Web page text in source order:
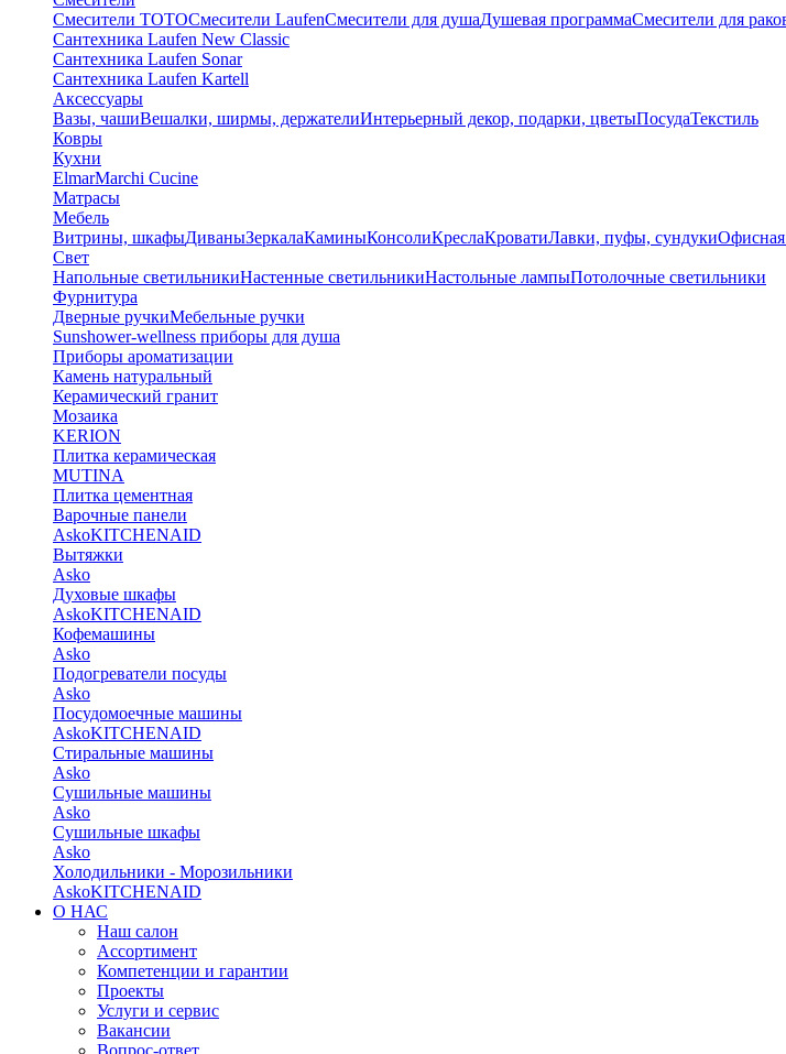
Смесители TOTOСмесители LaufenСмесители для душаДушевая программаСмесители для
Сантехника Laufen New Classic
Сантехника Laufen Sonar
Сантехника Laufen Kartell
Аксессуары
Вазы, чашиВешалки, ширмы, держателиИнтерьерный декор, подарки, цветыПосудаТекстиль
Ковры
Кухни
ElmarMarchi Cucine
Матрасы
Мебель
Витрины, шкафыДиваныЗеркалаКаминыКонсолиКреслаКроватиЛавки, пуфы, сундукиОфисная
Свет
Напольные светильникиНастенные светильникиНастольные лампыПотолочные светильники
Фурнитура
Дверные ручкиМебельные ручки
Sunshower-wellness приборы для душа
Приборы ароматизации
Камень натуральный
Керамический гранит
Мозаика
KERION
Плитка керамическая
MUTINA
Плитка цементная
Варочные панели
AskoKITCHENAID
Вытяжки
Asko
Духовые шкафы
AskoKITCHENAID
Кофемашины
Asko
Подогреватели посуды
Asko
Посудомоечные машины
AskoKITCHENAID
Стиральные машины
Asko
Сушильные машины
Asko
Сушильные шкафы
Asko
Холодильники - Морозильники
AskoKITCHENAID
О НАС
Наш салон
Ассортимент
Компетенции и гарантии
Проекты
Услуги и сервис
Вакансии
Вопрос-ответ